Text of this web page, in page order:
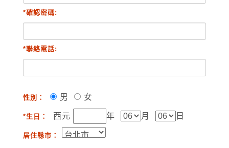
*確認密碼:
*聯絡電話:
性別： 男 女
*生日： 西元 年 月 日
居住縣市：